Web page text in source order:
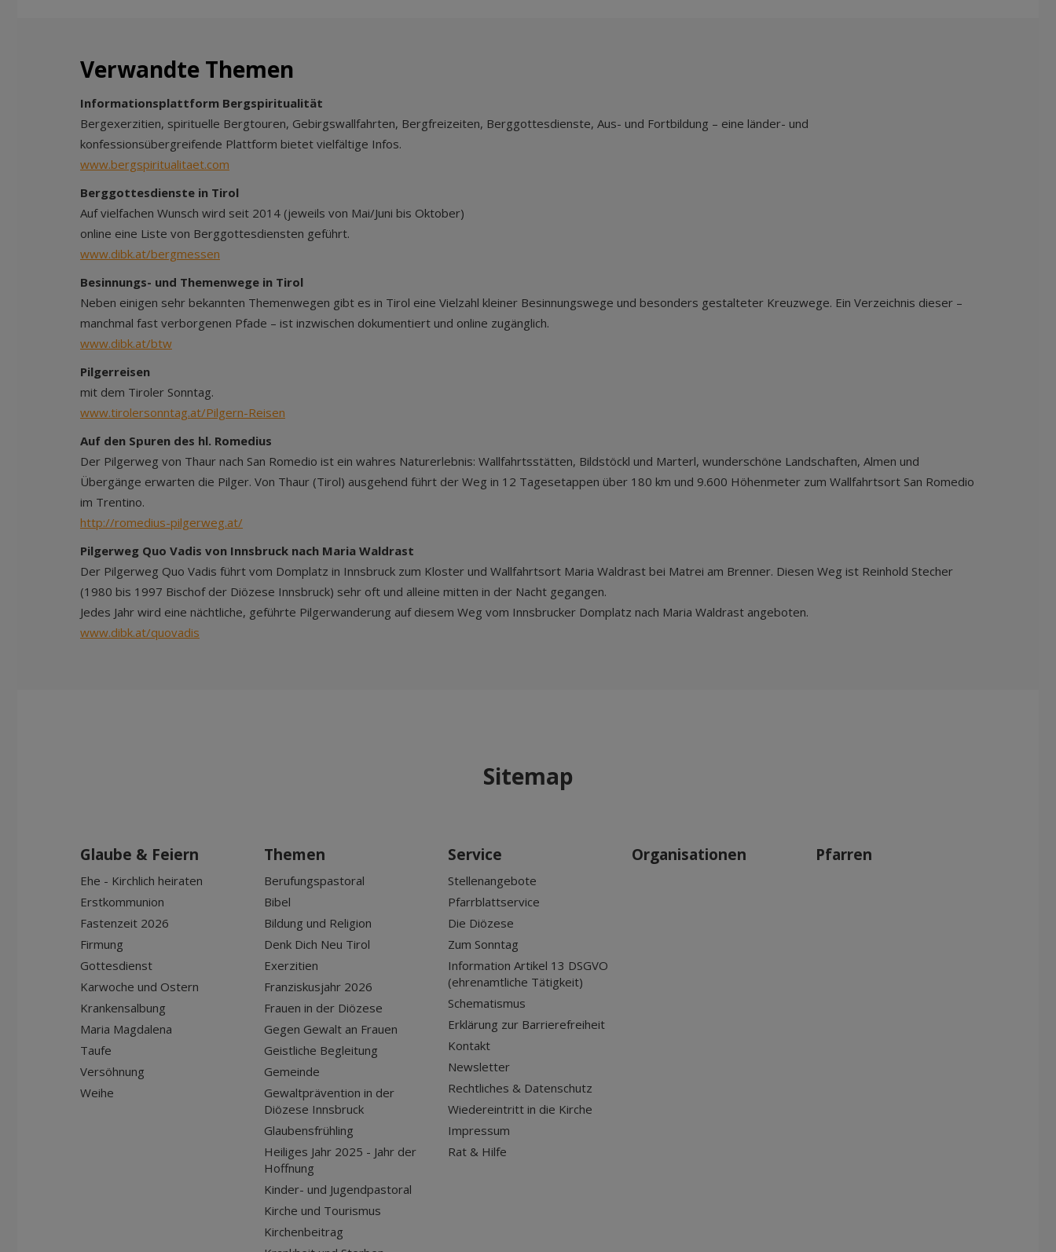
Verwandte Themen
Informationsplattform Bergspiritualität
Bergexerzitien, spirituelle Bergtouren, Gebirgswallfahrten, Bergfreizeiten, Berggottesdienste, Aus- und Fortbildung – eine länder- und
konfessionsübergreifende Plattform bietet vielfältige Infos.
www.bergspiritualitaet.com
Berggottesdienste in Tirol
Auf vielfachen Wunsch wird seit 2014 (jeweils von Mai/Juni bis Oktober)
online eine Liste von Berggottesdiensten geführt.
www.dibk.at/bergmessen
Besinnungs- und Themenwege in Tirol
Neben einigen sehr bekannten Themenwegen gibt es in Tirol eine Vielzahl kleiner Besinnungswege und besonders gestalteter Kreuzwege. Ein Verzeichnis dieser –
manchmal fast verborgenen Pfade – ist inzwischen dokumentiert und online zugänglich.
www.dibk.at/btw
Pilgerreisen
mit dem Tiroler Sonntag.
www.tirolersonntag.at/Pilgern-Reisen
Auf den Spuren des hl. Romedius
Der Pilgerweg von Thaur nach San Romedio ist ein wahres Naturerlebnis: Wallfahrtsstätten, Bildstöckl und Marterl, wunderschöne Landschaften, Almen und
Übergänge erwarten die Pilger. Von Thaur (Tirol) ausgehend führt der Weg in 12 Tagesetappen über 180 km und 9.600 Höhenmeter zum Wallfahrtsort San Romedio
im Trentino.
http://romedius-pilgerweg.at/
Pilgerweg Quo Vadis von Innsbruck nach Maria Waldrast
Der Pilgerweg Quo Vadis führt vom Domplatz in Innsbruck zum Kloster und Wallfahrtsort Maria Waldrast bei Matrei am Brenner. Diesen Weg ist Reinhold Stecher
(1980 bis 1997 Bischof der Diözese Innsbruck) sehr oft und alleine mitten in der Nacht gegangen.
Jedes Jahr wird eine nächtliche, geführte Pilgerwanderung auf diesem Weg vom Innsbrucker Domplatz nach Maria Waldrast angeboten.
www.dibk.at/quovadis
Sitemap
Glaube & Feiern
Ehe - Kirchlich heiraten
Erstkommunion
Fastenzeit 2026
Firmung
Gottesdienst
Karwoche und Ostern
Krankensalbung
Maria Magdalena
Taufe
Versöhnung
Weihe
Themen
Berufungspastoral
Bibel
Bildung und Religion
Denk Dich Neu Tirol
Exerzitien
Franziskusjahr 2026
Frauen in der Diözese
Gegen Gewalt an Frauen
Geistliche Begleitung
Gemeinde
Gewaltprävention in der
Diözese Innsbruck
Glaubensfrühling
Heiliges Jahr 2025 - Jahr der
Hoffnung
Kinder- und Jugendpastoral
Kirche und Tourismus
Kirchenbeitrag
Service
Stellenangebote
Pfarrblattservice
Die Diözese
Zum Sonntag
Information Artikel 13 DSGVO
(ehrenamtliche Tätigkeit)
Schematismus
Erklärung zur Barrierefreiheit
Kontakt
Newsletter
Rechtliches & Datenschutz
Wiedereintritt in die Kirche
Impressum
Rat & Hilfe
Organisationen Pfarren